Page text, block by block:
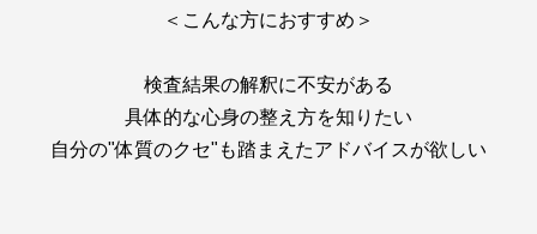
＜こんな方におすすめ＞
検査結果の解釈に不安がある
具体的な心身の整え方を知りたい
自分の"体質のクセ"も踏まえたアドバイスが欲しい